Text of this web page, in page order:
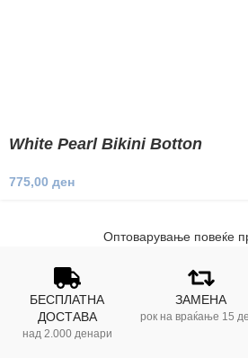
White Pearl Bikini Botton
775,00 ден
Оптоварување повеќе
БЕСПЛАТНА
ДОСТАВА
над 2.000 денари
ЗАМЕНА
рок на враќање 15